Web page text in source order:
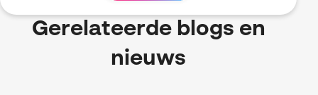
Gerelateerde blogs en
nieuws